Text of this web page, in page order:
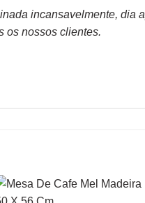
incansavelmente, dia
os nossos clientes.